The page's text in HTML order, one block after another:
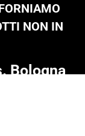
NON IN
Bologna